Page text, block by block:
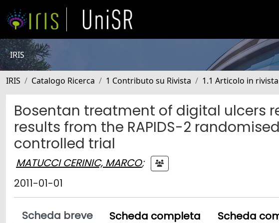
IRIS
IRIS Catalogo Ricerca 1 Contributo su Rivista 1.1 Articolo in rivista
Bosentan treatment of digital ulcers
results from the RAPIDS-2
controlled trial
MATUCCI CERINIC, MARCO;
2011-01-01
Scheda breve Scheda completa Scheda